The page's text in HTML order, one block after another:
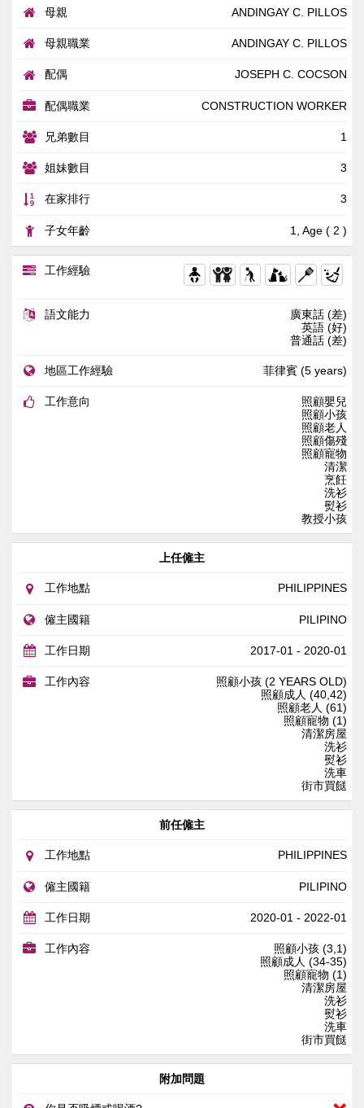
母親 ANDINGAY C. PILLOS
母親職業 ANDINGAY C. PILLOS
配偶 JOSEPH C. COCSON
配偶職業 CONSTRUCTION WORKER
兄弟數目 1
姐妹數目 3
在家排行 3
子女年齡 1, Age ( 2 )
工作經驗
語文能力
廣東話 (差)
英語 (好)
普通話 (差)
地區工作經驗 菲律賓 (5 years)
工作意向
照顧嬰兒
照顧小孩
照顧老人
照顧傷殘
照顧寵物
清潔
烹飪
洗衫
熨衫
教授小孩
上任僱主
工作地點 PHILIPPINES
僱主國籍 PILIPINO
工作日期 2017-01 - 2020-01
工作內容
照顧小孩 (2 YEARS OLD)
照顧成人 (40,42)
照顧老人 (61)
照顧寵物 (1)
清潔房屋
洗衫
熨衫
洗車
街市買餸
前任僱主
工作地點 PHILIPPINES
僱主國籍 PILIPINO
工作日期 2020-01 - 2022-01
工作內容
照顧小孩 (3,1)
照顧成人 (34-35)
照顧寵物 (1)
清潔房屋
洗衫
熨衫
洗車
街市買餸
附加問題